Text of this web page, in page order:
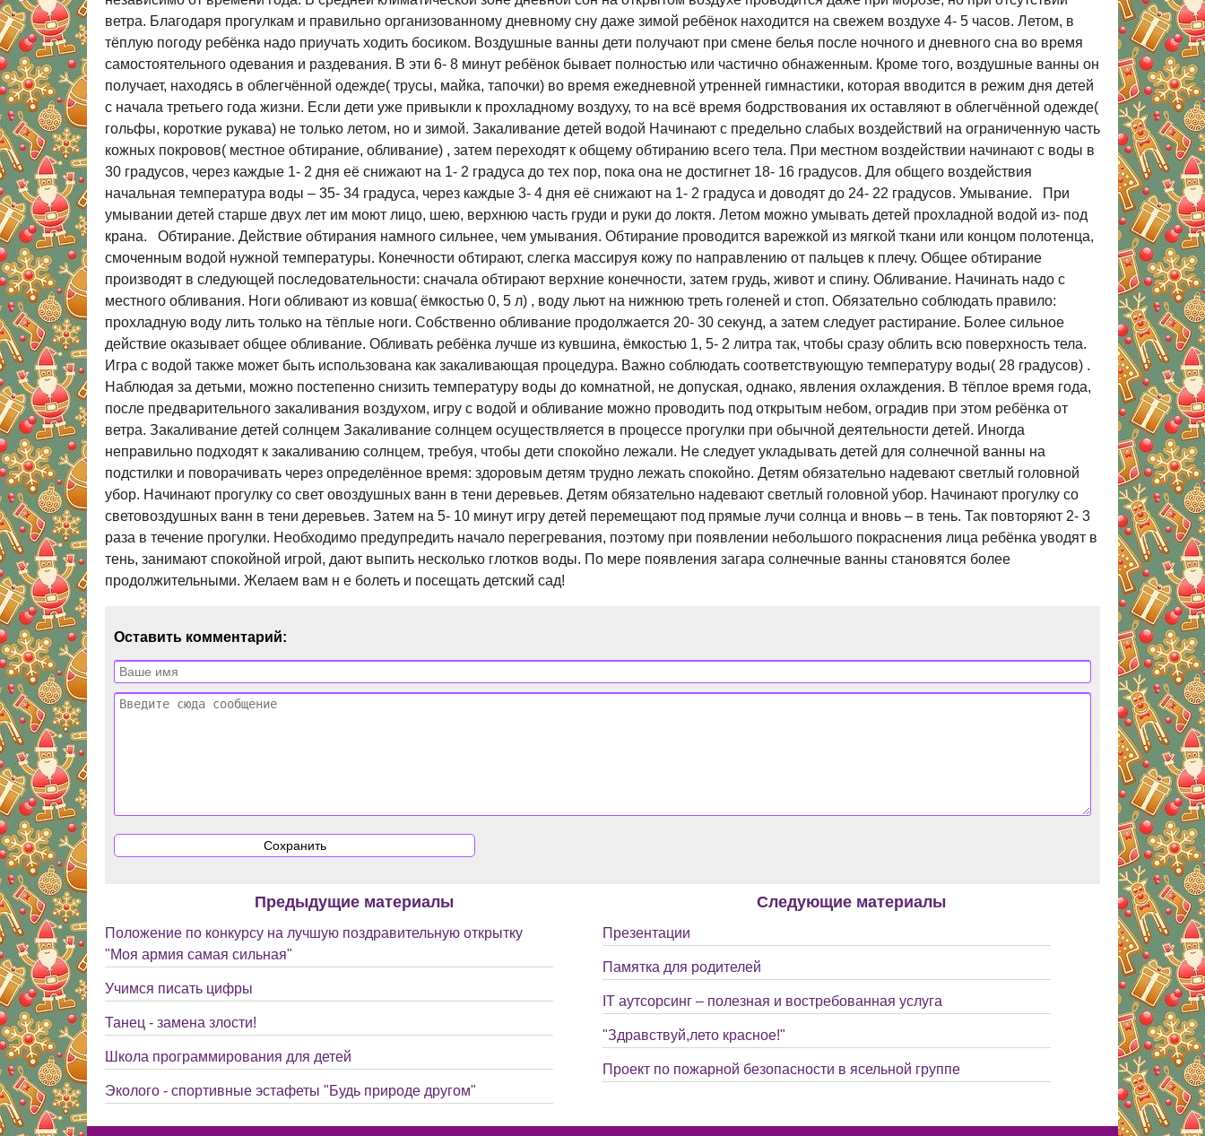
ветра. Благодаря прогулкам и правильно организованному дневному сну даже зимой ребёнок находится на свежем воздухе 4- 5 часов. Летом, в
тёплую погоду ребёнка надо приучать ходить босиком. Воздушные ванны дети получают при смене белья после ночного и дневного сна во время
самостоятельного одевания и раздевания. В эти 6- 8 минут ребёнок бывает полностью или частично обнаженным. Кроме того, воздушные ванны он
получает, находясь в облегчённой одежде( трусы, майка, тапочки) во время ежедневной утренней гимнастики, которая вводится в режим дня детей
с начала третьего года жизни. Если дети уже привыкли к прохладному воздуху, то на всё время бодрствования их оставляют в облегчённой одежде(
гольфы, короткие рукава) не только летом, но и зимой. Закаливание детей водой Начинают с предельно слабых воздействий на ограниченную часть
кожных покровов( местное обтирание, обливание) , затем переходят к общему обтиранию всего тела. При местном воздействии начинают с воды в
30 градусов, через каждые 1- 2 дня её снижают на 1- 2 градуса до тех пор, пока она не достигнет 18- 16 градусов. Для общего воздействия
начальная температура воды – 35- 34 градуса, через каждые 3- 4 дня её снижают на 1- 2 градуса и доводят до 24- 22 градусов. Умывание. При
умывании детей старше двух лет им моют лицо, шею, верхнюю часть груди и руки до локтя. Летом можно умывать детей прохладной водой из- под
крана. Обтирание. Действие обтирания намного сильнее, чем умывания. Обтирание проводится варежкой из мягкой ткани или концом полотенца,
смоченным водой нужной температуры. Конечности обтирают, слегка массируя кожу по направлению от пальцев к плечу. Общее обтирание
производят в следующей последовательности: сначала обтирают верхние конечности, затем грудь, живот и спину. Обливание. Начинать надо с
местного обливания. Ноги обливают из ковша( ёмкостью 0, 5 л) , воду льют на нижнюю треть голеней и стоп. Обязательно соблюдать правило:
прохладную воду лить только на тёплые ноги. Собственно обливание продолжается 20- 30 секунд, а затем следует растирание. Более сильное
действие оказывает общее обливание. Обливать ребёнка лучше из кувшина, ёмкостью 1, 5- 2 литра так, чтобы сразу облить всю поверхность тела.
Игра с водой также может быть использована как закаливающая процедура. Важно соблюдать соответствующую температуру воды( 28 градусов) .
Наблюдая за детьми, можно постепенно снизить температуру воды до комнатной, не допуская, однако, явления охлаждения. В тёплое время года,
после предварительного закаливания воздухом, игру с водой и обливание можно проводить под открытым небом, оградив при этом ребёнка от
ветра. Закаливание детей солнцем Закаливание солнцем осуществляется в процессе прогулки при обычной деятельности детей. Иногда
неправильно подходят к закаливанию солнцем, требуя, чтобы дети спокойно лежали. Не следует укладывать детей для солнечной ванны на
подстилки и поворачивать через определённое время: здоровым детям трудно лежать спокойно. Детям обязательно надевают светлый головной
убор. Начинают прогулку со свет овоздушных ванн в тени деревьев. Детям обязательно надевают светлый головной убор. Начинают прогулку со
световоздушных ванн в тени деревьев. Затем на 5- 10 минут игру детей перемещают под прямые лучи солнца и вновь – в тень. Так повторяют 2- 3
раза в течение прогулки. Необходимо предупредить начало перегревания, поэтому при появлении небольшого покраснения лица ребёнка уводят в
тень, занимают спокойной игрой, дают выпить несколько глотков воды. По мере появления загара солнечные ванны становятся более
продолжительными. Желаем вам н е болеть и посещать детский сад!
Оставить комментарий:
Предыдущие материалы
Положение по конкурсу на лучшую поздравительную открытку
"Моя армия самая сильная"
Учимся писать цифры
Танец - замена злости!
Школа программирования для детей
Эколого - спортивные эстафеты "Будь природе другом"
Следующие материалы
Презентации
Памятка для родителей
IT аутсорсинг – полезная и востребованная услуга
"Здравствуй,лето красное!"
Проект по пожарной безопасности в ясельной группе